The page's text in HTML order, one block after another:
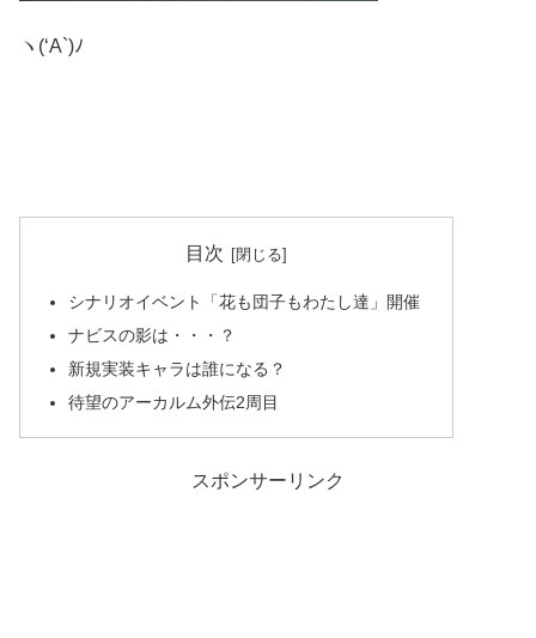
ヽ(‘A`)ﾉ
目次
シナリオイベント「花も団子もわたし達」開催
ナビスの影は・・・？
新規実装キャラは誰になる？
待望のアーカルム外伝2周目
スポンサーリンク